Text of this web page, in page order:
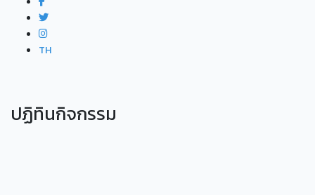
TH
ปฏิทินกิจกรรม